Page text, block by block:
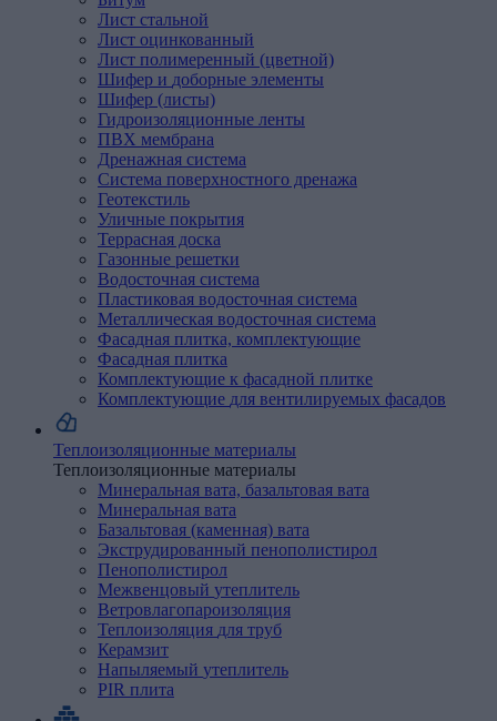
Лист стальной
Лист оцинкованный
Лист полимеренный (цветной)
Шифер и доборные элементы
Шифер (листы)
Гидроизоляционные ленты
ПВХ мембрана
Дренажная система
Система поверхностного дренажа
Геотекстиль
Уличные покрытия
Террасная доска
Газонные решетки
Водосточная система
Пластиковая водосточная система
Металлическая водосточная система
Фасадная плитка, комплектующие
Фасадная плитка
Комплектующие к фасадной плитке
Комплектующие для вентилируемых фасадов
Теплоизоляционные материалы
Теплоизоляционные материалы
Минеральная вата, базальтовая вата
Минеральная вата
Базальтовая (каменная) вата
Экструдированный пенополистирол
Пенополистирол
Межвенцовый утеплитель
Ветровлагопароизоляция
Теплоизоляция для труб
Керамзит
Напыляемый утеплитель
PIR плита